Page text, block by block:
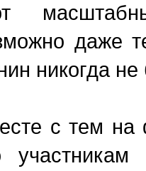
даже
никогда
с тем на